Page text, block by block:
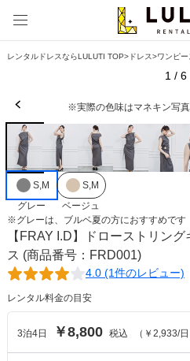
レンタルドレスならLULUTI TOP>ドレス>ワンピー
1 / 6
※実際の色味はマネキン写
S,M
グレー
S,M
ベージュ
※グレーは、 ブルベ夏の方におすすめです
【FRAY I.D】ドローストリン
ス (商品番号：FRD001)
4.0 (1件のレビュー)
レンタル料金の目安
3泊4日 ￥8,800 税込 （ ￥2,933/日